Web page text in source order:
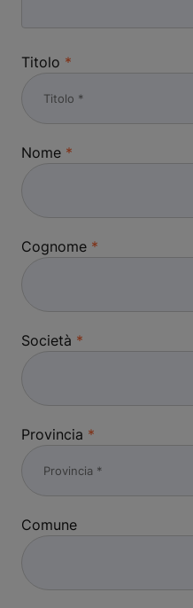
Titolo
Nome
Cognome
Società
Provincia
Comune